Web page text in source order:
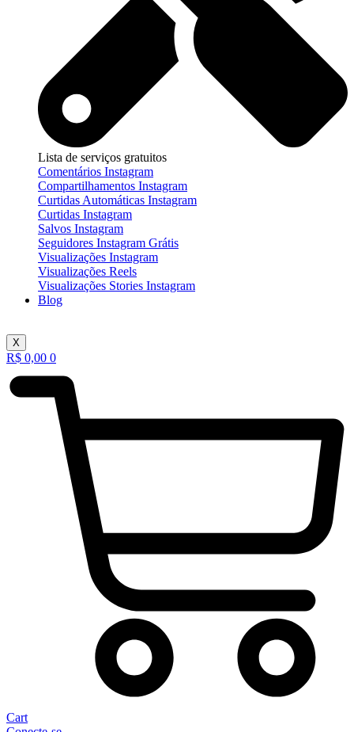
Lista de serviços gratuitos
Comentários Instagram
Compartilhamentos Instagram
Curtidas Automáticas Instagram
Curtidas Instagram
Salvos Instagram
Seguidores Instagram Grátis
Visualizações Instagram
Visualizações Reels
Visualizações Stories Instagram
Blog
X
R$ 0,00 0
Cart